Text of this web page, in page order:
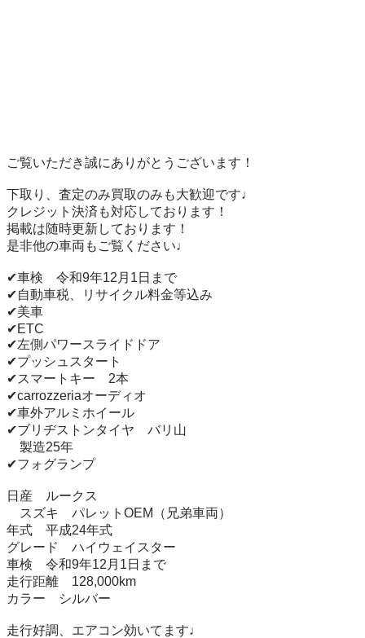
ご覧いただき誠にありがとうございます！
下取り、査定のみ買取のみも大歓迎です♩
クレジット決済も対応しております！
掲載は随時更新しております！
是非他の車両もご覧ください♩
✔︎車検　令和9年12月1日まで
✔︎自動車税、リサイクル料金等込み
✔︎美車
✔︎ETC
✔︎左側パワースライドドア
✔︎プッシュスタート
✔︎スマートキー　2本
✔︎carrozzeriaオーディオ
✔︎車外アルミホイール
✔︎ブリヂストンタイヤ　バリ山
製造25年
✔︎フォグランプ
日産　ルークス
スズキ　パレットOEM（兄弟車両）
年式　平成24年式
グレード　ハイウェイスター
車検　令和9年12月1日まで
走行距離　128,000km
カラー　シルバー
走行好調、エアコン効いてます♩